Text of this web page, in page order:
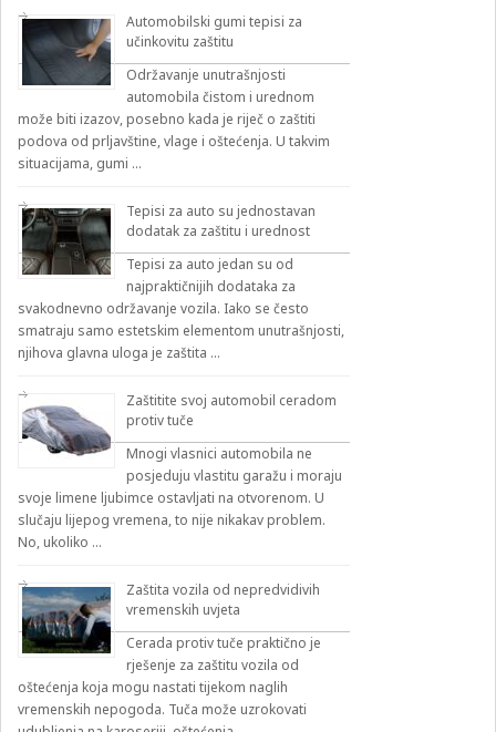
Automobilski gumi tepisi za
učinkovitu zaštitu
Održavanje unutrašnjosti
automobila čistom i urednom
može biti izazov, posebno kada je riječ o zaštiti
podova od prljavštine, vlage i oštećenja. U takvim
situacijama, gumi …
Tepisi za auto su jednostavan
dodatak za zaštitu i urednost
Tepisi za auto jedan su od
najpraktičnijih dodataka za
svakodnevno održavanje vozila. Iako se često
smatraju samo estetskim elementom unutrašnjosti,
njihova glavna uloga je zaštita …
Zaštitite svoj automobil ceradom
protiv tuče
Mnogi vlasnici automobila ne
posjeduju vlastitu garažu i moraju
svoje limene ljubimce ostavljati na otvorenom. U
slučaju lijepog vremena, to nije nikakav problem.
No, ukoliko …
Zaštita vozila od nepredvidivih
vremenskih uvjeta
Cerada protiv tuče praktično je
rješenje za zaštitu vozila od
oštećenja koja mogu nastati tijekom naglih
vremenskih nepogoda. Tuča može uzrokovati